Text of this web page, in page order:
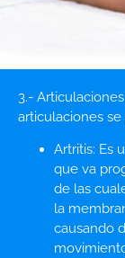
3.-
articulaciones
Artritis: Es
que va
de las
la
causando